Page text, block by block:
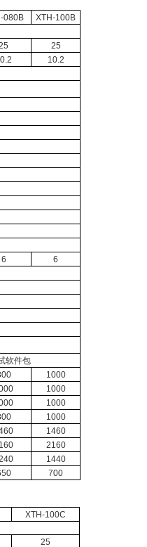
080B
XTH-100B
25
10.2
6
6
软件包
1000
1000
1000
1000
1460
2160
1440
700
XTH-100C
25